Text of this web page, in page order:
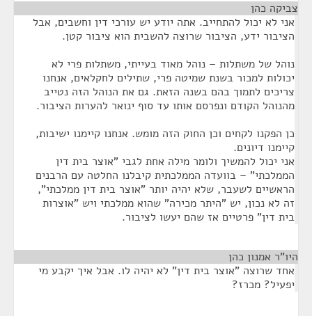
צביקה כהן
אני לא יכול להתחייב. אתה יודע יש עורכי דין וחשבים, אבל
הציבור ידע, הציבור שרוצה להשבית הוא ציבור קטן.
נוהל של משתלות – נוהל מאוד בעייתי, משתלות פרי לא
יכולות למכור בשנת שמיטה פרי, שתילים לחקלאים, אנחנו
צריכים לתמוך בהם בשנה הזאת. גם את הנוהל הזה נטייב
מהנוהל הקודם ונפרסם אותו עד סוף ינואר להערות הציבור.
כן הפקנו לקחים וכן החוק הזה מומש. אנחנו קיימנו ישיבות,
קיימנו דיונים.
אני יכול להמשיך ולומר מילה אחת לגבי "אוצר בית דין
הממלכתי" – בוועדה הממלכתית קיבלנו החלטה עם הרבנים
הראשיים לשעבר, שלא יהיה יותר "אוצר בית דין ממלכתי",
זה לא נכון, יש "היתר מכירה" שהוא ממלכתי ויש "אוצרות
בית דין" פרטיים אז שהם יעשו לציבור.
היו"ר אמנון כהן
אחד שרוצה "אוצר בית דין" לא יהיה לו. אבל איך יקבע מי
יפעיל? מכרז?